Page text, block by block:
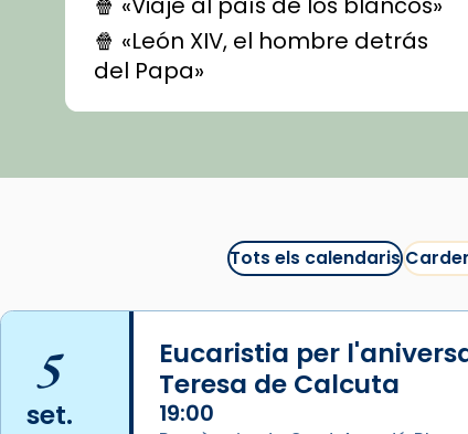
🍿 «León XIV, el hombre detrás
del Papa»
🍿 «Las ovejas detectives»
recomanacions i prepara una
#CinemaEspiritualitual
@cinemaspiritcat
Imatge: Generada amb IA
(OpenAI)
Video
View on Facebook
Tots els calendaris
5
set.
Eucaristia per
Teresa de Calcuta
19:00